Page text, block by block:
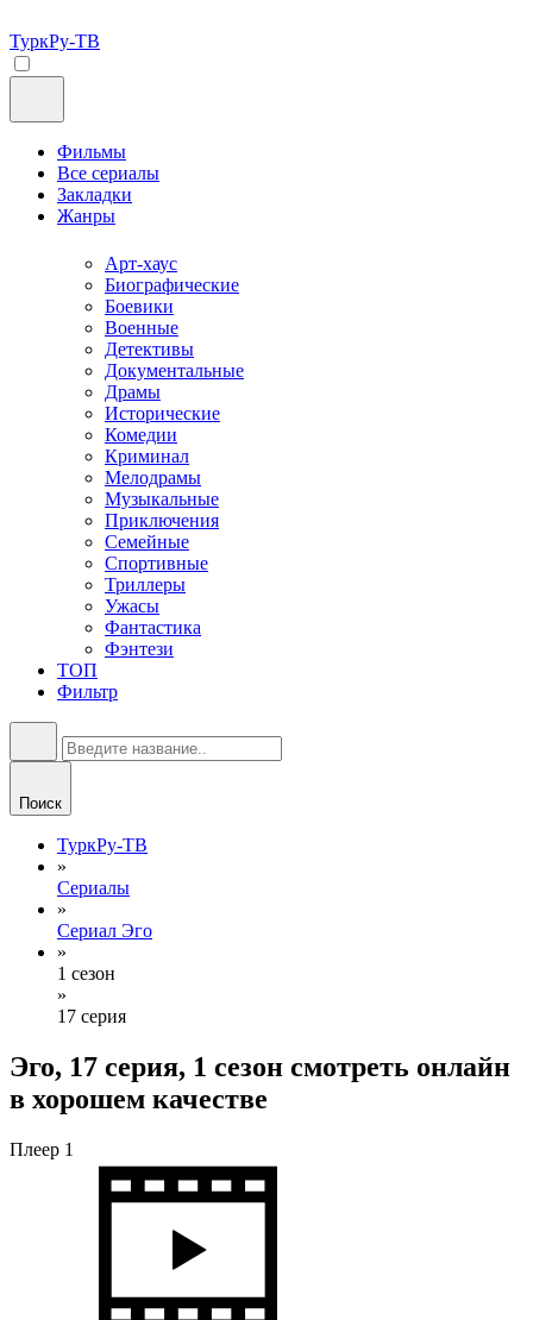
ТуркРу-ТВ
Фильмы
Все сериалы
Закладки
Жанры
Арт-хаус
Биографические
Боевики
Военные
Детективы
Документальные
Драмы
Исторические
Комедии
Криминал
Мелодрамы
Музыкальные
Приключения
Семейные
Спортивные
Триллеры
Ужасы
Фантастика
Фэнтези
ТОП
Фильтр
Поиск
ТуркРу-ТВ
»
Сериалы
»
Сериал Эго
»
1 сезон
»
17 серия
Эго, 17 серия, 1 сезон смотреть онлайн
в хорошем качестве
Плеер 1